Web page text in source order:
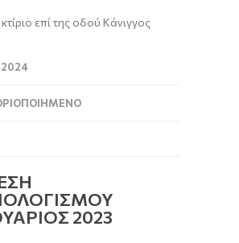
επί της οδού Κάνιγγος
2023